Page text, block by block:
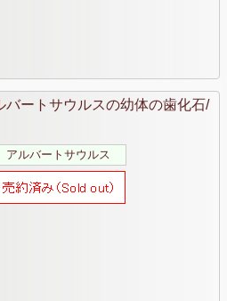
ートサウルスの幼体の歯化石/
アルバートサウルス